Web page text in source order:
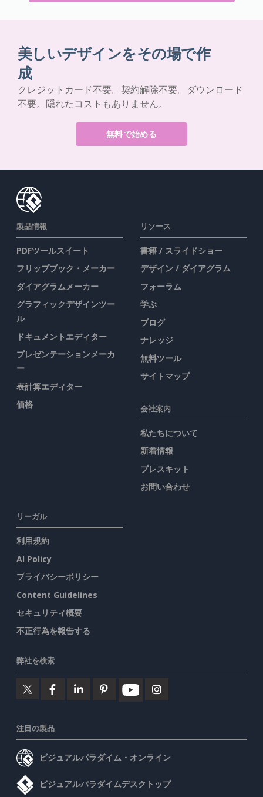
美しいデザインをその場で作
成
クレジットカード不要。契約解除不要。ダウンロード
不要。隠れたコストもありません。
無料で始める
製品情報
PDFツールスイート
フリップブック・メーカー
ダイアグラムメーカー
グラフィックデザインツー
ル
ドキュメントエディター
プレゼンテーションメーカ
ー
表計算エディター
価格
リソース
書籍 / スライドショー
デザイン / ダイアグラム
フォーラム
学ぶ
ブログ
ナレッジ
無料ツール
サイトマップ
会社案内
私たちについて
新着情報
プレスキット
お問い合わせ
リーガル
利用規約
AI Policy
プライバシーポリシー
Content Guidelines
セキュリティ概要
不正行為を報告する
弊社を検索
注目の製品
ビジュアルパラダイム・オンライン
ビジュアルパラダイムデスクトップ